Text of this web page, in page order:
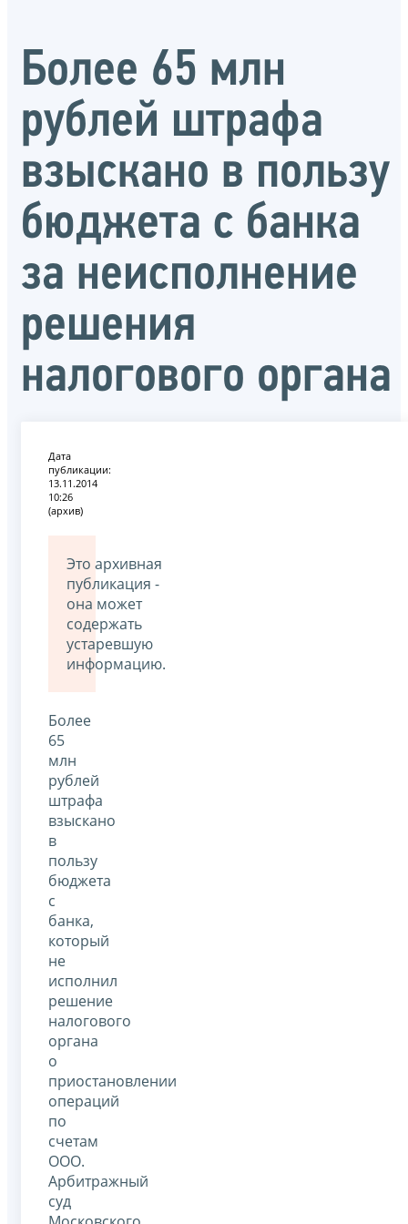
Более 65 млн
рублей штрафа
взыскано в пользу
бюджета с банка
за неисполнение
решения
налогового органа
Дата
публикации:
13.11.2014
10:26
(архив)
Это архивная
публикация -
она может
содержать
устаревшую
информацию.
Более
65
млн
рублей
штрафа
взыскано
в
пользу
бюджета
с
банка,
который
не
исполнил
решение
налогового
органа
о
приостановлении
операций
по
счетам
ООО.
Арбитражный
суд